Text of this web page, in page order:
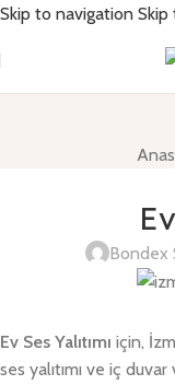
Skip to navigation
Bondex
Ev Ses Yalıtımı için,
ses yalıtımı ve iç